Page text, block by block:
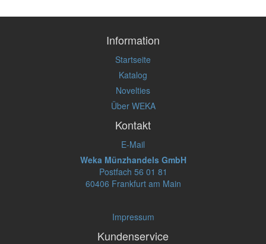
Information
Startseite
Katalog
Novelties
Über WEKA
Kontakt
E-Mail
Weka Münzhandels GmbH
Postfach 56 01 81
60406 Frankfurt am Main
Impressum
Kundenservice